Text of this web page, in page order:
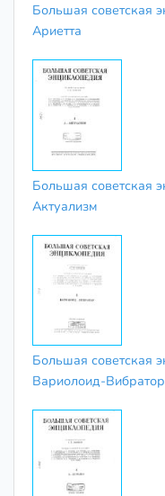
Большая советская
Ариетта
Большая советская
Актуализм
Большая советская
Вариолоид-Вибратор